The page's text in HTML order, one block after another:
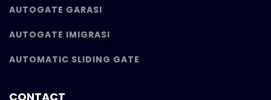
AUTOGATE GARASI
AUTOGATE IMIGRASI
AUTOMATIC SLIDING GATE
CONTACT